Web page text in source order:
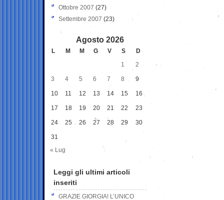
Ottobre 2007 (27)
Settembre 2007 (23)
Agosto 2026
L M M G V S
D
1
2
3 4 5 6 7 8 9
10 11 12 13 14 15 16
17 18 19 20 21 22 23
24 25 26 27 28 29 30
31
« Lug
Leggi gli ultimi articoli
inseriti
GRAZIE GIORGIA! L’UNICO